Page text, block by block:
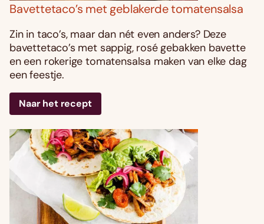
Bavettetaco’s met geblakerde tomatensalsa
Zin in taco’s, maar dan nét even anders? Deze
bavettetaco’s met sappig, rosé gebakken bavette
en een rokerige tomatensalsa maken van elke dag
een feestje.
Naar het recept